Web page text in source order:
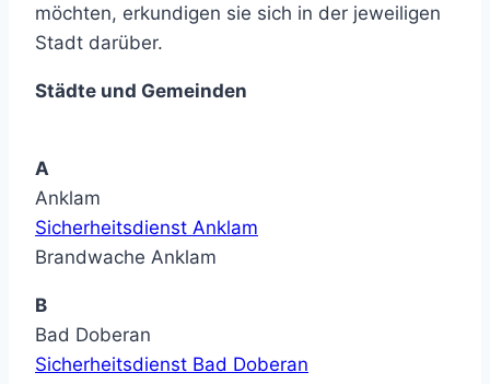
möchten, erkundigen sie sich in der jeweiligen
Stadt darüber.
Städte und Gemeinden
A
Anklam
Sicherheitsdienst Anklam
Brandwache Anklam
B
Bad Doberan
Sicherheitsdienst Bad Doberan